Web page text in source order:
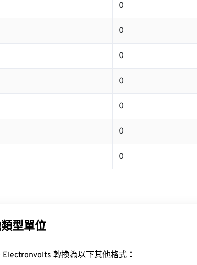
0
0
0
0
0
0
0
型單位
轉換為以下其他格式：